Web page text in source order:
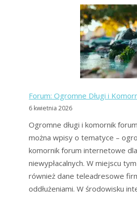
kredytowe:
komornik,
chwilówki,
opinie
Forum: Ogromne Długi i
6 kwietnia 2026
Ogromne długi i komornik
można wpisy o tematyce –
komornik forum internetowe
niewypłacalnych. W miejscu
również dane teleadresowe
oddłużeniami. W środowisku